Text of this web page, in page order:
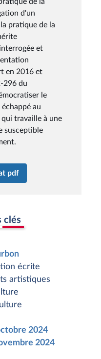
d'un
pratique de la
et
en 2016 et
296 du
le
au
travaille à une
susceptible
pdf
clés
écrite
artistiques
2024
2024